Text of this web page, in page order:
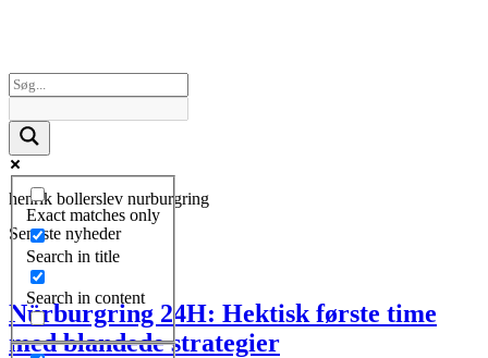
Exact matches only
Search in title
Search in content
henrik bollerslev nurburgring
Seneste nyheder
Nürburgring 24H: Hektisk første time
med blandede strategier